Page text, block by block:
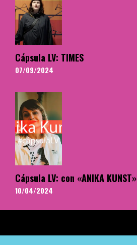
Cápsula LV: TIMES
07/09/2024
Cápsula LV: con «ANIKA KUNST»
10/04/2024